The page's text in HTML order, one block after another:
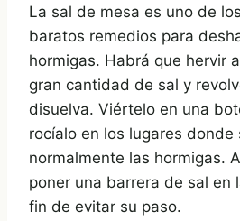
La sal de mesa es uno de
baratos remedios para
hormigas. Habrá que hervir
gran cantidad de sal y
disuelva. Viértelo en una
rocíalo en los lugares donde
normalmente las hormigas.
poner una barrera de sal en
fin de evitar su paso.